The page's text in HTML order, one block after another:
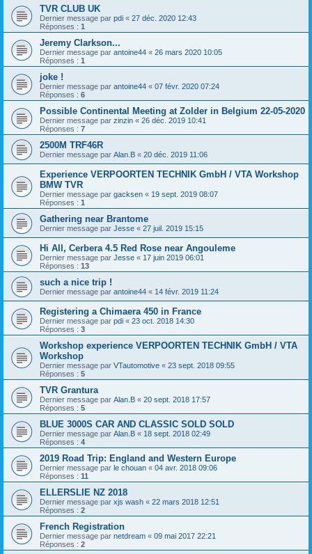
TVR CLUB UK
Dernier message par pdi « 27 déc. 2020 12:43
Réponses : 1
Jeremy Clarkson...
Dernier message par antoine44 « 26 mars 2020 10:05
Réponses : 1
joke !
Dernier message par antoine44 « 07 févr. 2020 07:24
Réponses : 6
Possible Continental Meeting at Zolder in Belgium 22-05-2020
Dernier message par zinzin « 26 déc. 2019 10:41
Réponses : 7
2500M TRF46R
Dernier message par Alan.B « 20 déc. 2019 11:06
Experience VERPOORTEN TECHNIK GmbH / VTA Workshop
BMW TVR
Dernier message par gacksen « 19 sept. 2019 08:07
Réponses : 1
Gathering near Brantome
Dernier message par Jesse « 27 juil. 2019 15:15
Hi All, Cerbera 4.5 Red Rose near Angouleme
Dernier message par Jesse « 17 juin 2019 06:01
Réponses : 13
such a nice trip !
Dernier message par antoine44 « 14 févr. 2019 11:24
Registering a Chimaera 450 in France
Dernier message par pdi « 23 oct. 2018 14:30
Réponses : 3
Workshop experience VERPOORTEN TECHNIK GmbH / VTA
Workshop
Dernier message par VTautomotive « 23 sept. 2018 09:55
Réponses : 5
TVR Grantura
Dernier message par Alan.B « 20 sept. 2018 17:57
Réponses : 5
BLUE 3000S CAR AND CLASSIC SOLD SOLD
Dernier message par Alan.B « 18 sept. 2018 02:49
Réponses : 4
2019 Road Trip: England and Western Europe
Dernier message par le chouan « 04 avr. 2018 09:06
Réponses : 11
ELLERSLIE NZ 2018
Dernier message par xjs wash « 22 mars 2018 12:51
Réponses : 2
French Registration
Dernier message par netdream « 09 mai 2017 22:21
Réponses : 2